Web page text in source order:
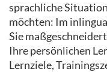
sprachliche
möchten: Im
Sie
Ihre persönlichen
Lernziele,